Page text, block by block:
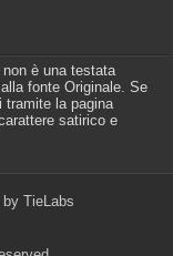
è una testata
fonte Originale. Se
tramite la pagina
satirico e
by TieLabs